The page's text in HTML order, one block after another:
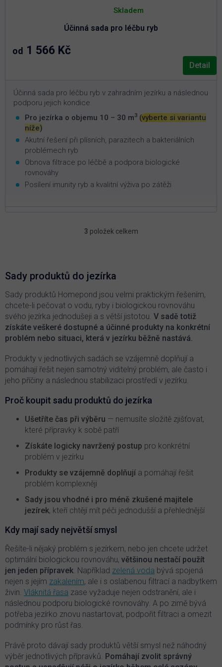
Účinná sada pro léčbu ryb
hodnocení
5,0
Skladem
od 1 566 Kč
Detail
Účinná sada pro léčbu ryb v zahradním jezírku a následnou
podporu jejich kondice.
Pro jezírka o objemu 10 – 30 m3 (vyberte si variantu
níže)
Akutní řešení při plísních, parazitech a bakteriálních
problémech ryb
Obnova filtrace po léčbě a podpora biologické
rovnováhy
Posílení imunity ryb a kvalitní výživa po zátěži
O
d
a
c
p
r
v
k
v
ý
p
i
u
3 položek celkem
Sady produktů do jezírka
Sady produktů Homepond jsou velmi praktickým řešením,
chcete-li pečovat o vodu, ryby i biologickou rovnováhu
svého jezírka jednodušeji a s větší jistotou. V sadě totiž
získáte veškeré dostupné a účinné produkty na konkrétní
problém nebo situaci, která v jezírku běžně nastává.
Produkty v jednotlivých sadách se vzájemně doplňují a
pomáhají řešit nejen samotný viditelný problém, ale často i
jeho příčiny a následnou stabilizaci prostředí v jezírku.
Proč koupit sadu produktů do jezírka
Ušetříte čas při výběru — nemusíte složitě zjišťovat,
které přípravky k sobě patří
Získáte logicky navržený postup pro konkrétní
problém v jezírku
Produkty se vzájemně doplňují a pomáhají řešit
problém komplexněji
Sady jsou vhodné i pro méně zkušené majitele
jezírek, kteří chtějí mít péči jednodušší a přehlednější
Kdy mají sady největší smysl
Řešíte-li nějaký problém s jezírkem, nebo jen chcete udržet
optimální biologickou rovnováhu, většinou nestačí použít
jen jeden přípravek. Například zelená voda bývá spojená
nejen s jejím zakalením, ale i s oslabenou filtrací a nadbytkem
živin. Vláknitá řasa zase vyžaduje nejen odstranění, ale i
následnou podporu biologické rovnováhy. A po zimě bývá
potřeba jezírko znovu nastartovat, podpořit filtraci a omezit
podmínky pro růst řas.
Právě proto dávají sady produktů větší smysl než náhodný
výběr jednotlivých přípravků. Pomáhají zvolit správný